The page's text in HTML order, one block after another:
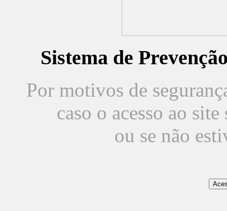
Sistema de
Por motivos de
caso o acesso ao
ou se não